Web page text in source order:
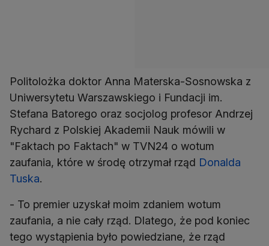
Politolożka doktor Anna Materska-Sosnowska z
Uniwersytetu Warszawskiego i Fundacji im.
Stefana Batorego oraz socjolog profesor Andrzej
Rychard z Polskiej Akademii Nauk mówili w
"Faktach po Faktach" w TVN24 o wotum
zaufania, które w środę otrzymał rząd Donalda
Tuska.
- To premier uzyskał moim zdaniem wotum
zaufania, a nie cały rząd. Dlatego, że pod koniec
tego wystąpienia było powiedziane, że rząd